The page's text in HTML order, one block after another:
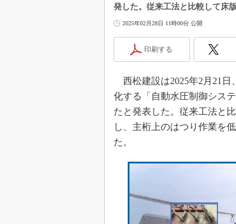
発した。従来工法と比較して床
2025年02月28日 11時00分 公開
印刷する
西松建設は2025年2月21日
化する「自動水圧制御シス
たと発表した。従来工法と
し、主桁上のはつり作業を
た。